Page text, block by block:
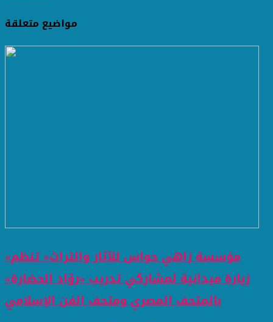
مواضيع متعلقة
«مؤسسة زاهي حواس للآثار والتراث» تنظم
زيارة ميدانية لمشاركي تدريب «روّاد الحضارة»
بالمتحف المصري ومتحف الفن الإسلامي